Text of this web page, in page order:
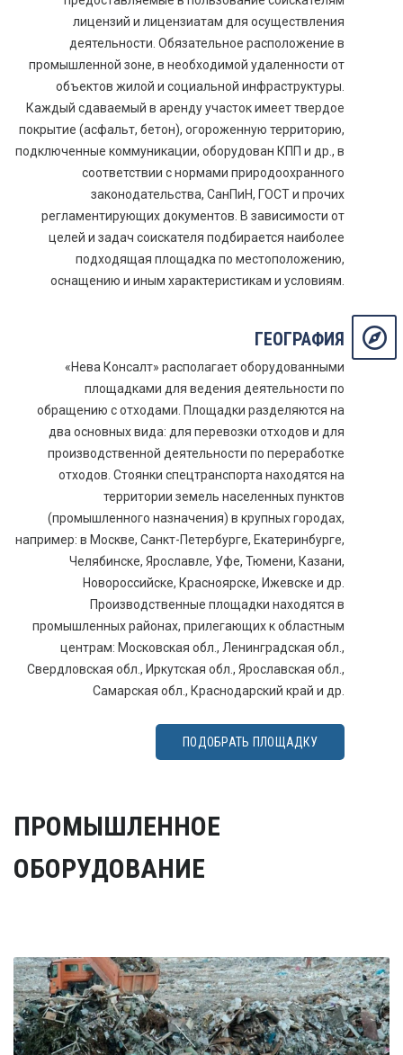
лицензий и лицензиатам для осуществления
деятельности. Обязательное расположение в
промышленной зоне, в необходимой удаленности от
объектов жилой и социальной инфраструктуры.
Каждый сдаваемый в аренду участок имеет твердое
покрытие (асфальт, бетон), огороженную территорию,
подключенные коммуникации, оборудован КПП и др., в
соответствии с нормами природоохранного
законодательства, СанПиН, ГОСТ и прочих
регламентирующих документов. В зависимости от
целей и задач соискателя подбирается наиболее
подходящая площадка по местоположению,
оснащению и иным характеристикам и условиям.
ПОДОБРАТЬ ПЛОЩАДКУ
ПРОМЫШЛЕННОЕ
ОБОРУДОВАНИЕ
ГЕОГРАФИЯ
«Нева Консалт» располагает оборудованными
площадками для ведения деятельности по
обращению с отходами. Площадки разделяются на
два основных вида: для перевозки отходов и для
производственной деятельности по переработке
отходов. Стоянки спецтранспорта находятся на
территории земель населенных пунктов
(промышленного назначения) в крупных городах,
например: в Москве, Санкт-Петербурге, Екатеринбурге,
Челябинске, Ярославле, Уфе, Тюмени, Казани,
Новороссийске, Красноярске, Ижевске и др.
Производственные площадки находятся в
промышленных районах, прилегающих к областным
центрам: Московская обл., Ленинградская обл.,
Свердловская обл., Иркутская обл., Ярославская обл.,
Самарская обл., Краснодарский край и др.